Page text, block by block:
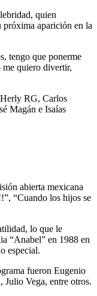
quien
próxima aparición en la
tengo que ponerme
me quiero divertir,
RG, Carlos
Magán e Isaías
abierta mexicana
“Cuando los hijos se
lo que le
“Anabel” en 1988 en
especial.
fueron Eugenio
Vega, entre otros.